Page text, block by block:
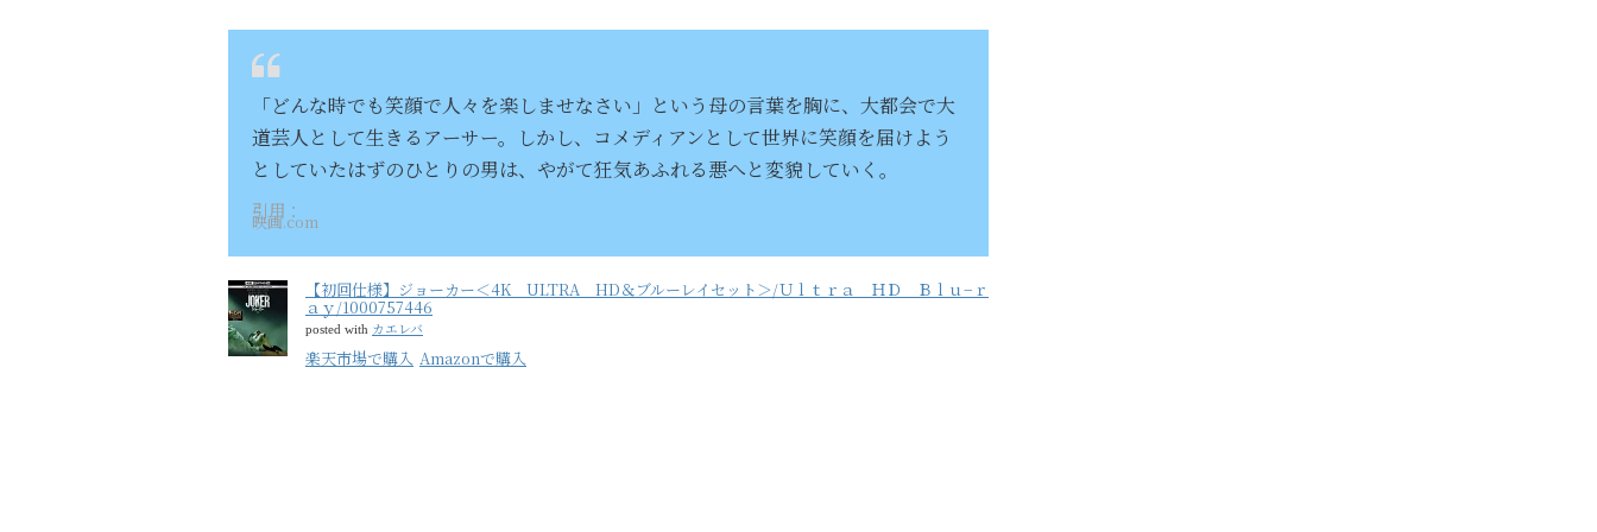
「どんな時でも笑顔で人々を楽しませなさい」という母の言葉を胸に、大都会で大
道芸人として生きるアーサー。しかし、コメディアンとして世界に笑顔を届けよう
としていたはずのひとりの男は、やがて狂気あふれる悪へと変貌していく。
引用：
映画.com
【初回仕様】ジョーカー＜4K ULTRA HD＆ブルーレイセット＞/Ｕｌｔｒａ ＨＤ Ｂｌｕ−ｒ
ａｙ/1000757446
posted with カエレバ
楽天市場で購入 Amazonで購入